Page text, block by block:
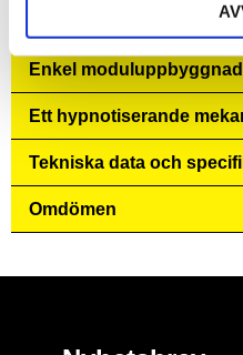
Eviga loopar,
Enkel
Ett hypnotiserande
Tekniska data och
Omdömen